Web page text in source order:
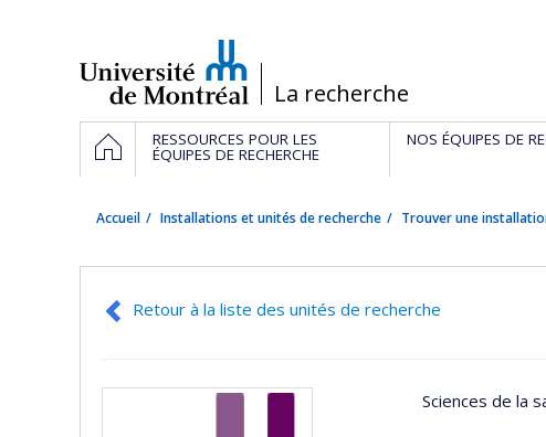
/La recherche
Navigation
principale
ACCUEILRESSOURCES POUR LES
ÉQUIPES DE RECHERCHE
NOS ÉQUIPES DE
Accueil Installations et unités de recherche Trouver une
Retour à la liste des unités de recherche
Sciences de la